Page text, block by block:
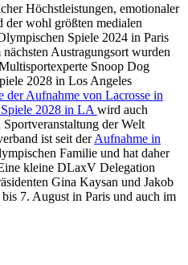
Höchstleistungen, emotionaler
der wohl größten medialen
Spiele 2024 in Paris
Austragungsort wurden
Snoop Dog
2028 in Los Angeles
der Aufnahme von Lacrosse in
2028 in LA wird auch
der Welt
ist seit derAufnahme in
Familie und hat daher
kleine DLaxV Delegation
Gina Kaysan und Jakob
7. August in Paris und auch im